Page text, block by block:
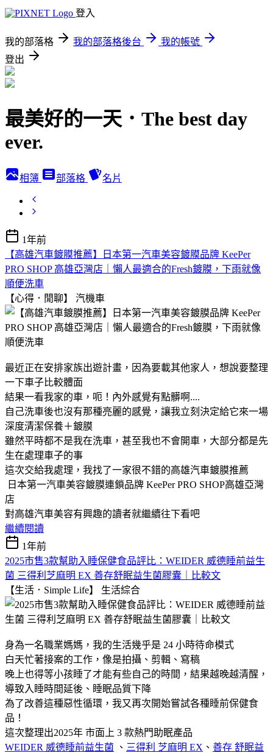
登入
我的部落格 我的部落格後台
我的帳號
登出
最美好的一天．The best day
ever.
相簿 部落格 名片
1年前
【高雄汽車鍍膜推薦】日本第一汽車美容鍍膜品牌 KeePer
PRO SHOP 高雄亞灣店｜懶人最適合的Fresh鍍膜，下雨就像
順便洗車
【心得．閒聊】 汽機車
最近正在安排家族出遊計畫，因為要載其他家人，想說要整理
一下車子比較體面
結果一看我家的車，呃！內外感覺有點髒啊....
自己洗車後也沒有那種亮麗的感覺，讓我立刻決定給它來一場
深度清潔保養＋鍍膜
雖然平時都不是我在洗車，甚至我也不會開車，大部分都是先
生在處理車子的事
這次交給我處理，我找了一家很不錯的高雄汽車鍍膜推薦
日本第一汽車美容鍍膜連鎖品牌 KeePer PRO SHOP高雄亞灣
店
對高雄汽車美容有興趣的讀者就繼續往下看吧
繼續閱讀
1年前
2025市售3款幫助入睡保健食品評比：WEIDER 威德睡前益生
菌 三得利芝麻明 EX 善存舒眠益生菌膠囊｜比較文
【生活．Simple Life】 生活綜合
身為一名職業媽媽，我的生活幾乎是 24 小時待命模式
白天忙著接案的工作，像是拍攝、剪輯、寫稿
晚上也得等小孩睡了才能有些自己的時間，結果越晚越清醒，
導致入睡時間延後、睡眠品質下降
為了改善這種惡性循環，我又再次開始嘗試各種睡前保健食
品！
這次整理出2025年 市面上 3 款熱門助眠產品
WEIDER 威德睡前益生菌 、 三得利 芝麻明 EX 、 善存 舒眠益